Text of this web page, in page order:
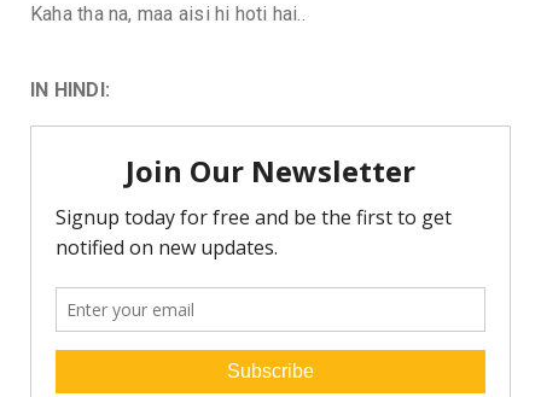
Kaha tha na, maa aisi hi hoti hai..
IN HINDI: